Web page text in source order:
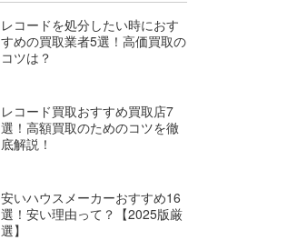
レコードを処分したい時におす
すめの買取業者5選！高価買取の
コツは？
レコード買取おすすめ買取店7
選！高額買取のためのコツを徹
底解説！
安いハウスメーカーおすすめ16
選！安い理由って？【2025版厳
選】